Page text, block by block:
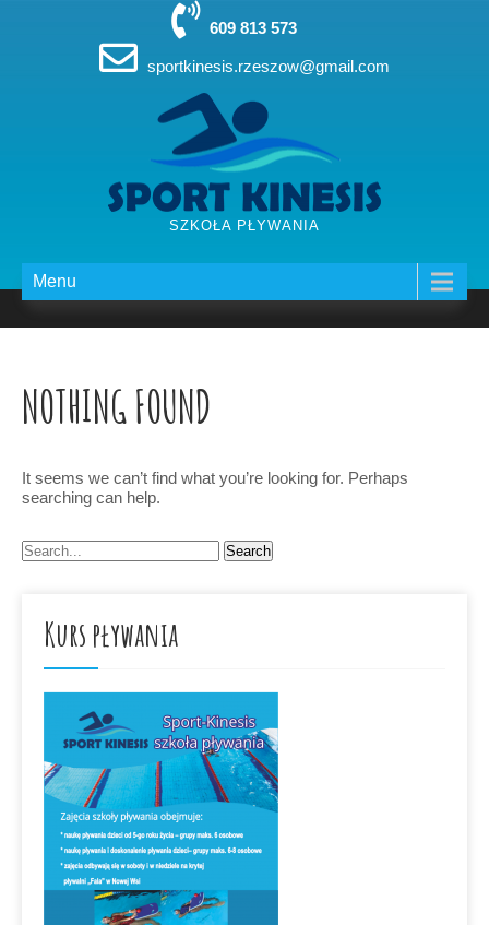
609 813 573
sportkinesis.rzeszow@gmail.com
SZKOŁA PŁYWANIA
Menu
NOTHING FOUND
It seems we can’t find what you’re looking for. Perhaps
searching can help.
Kurs pływania